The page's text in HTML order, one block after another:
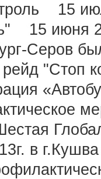
15
15 июня
Серов
"Стоп
в